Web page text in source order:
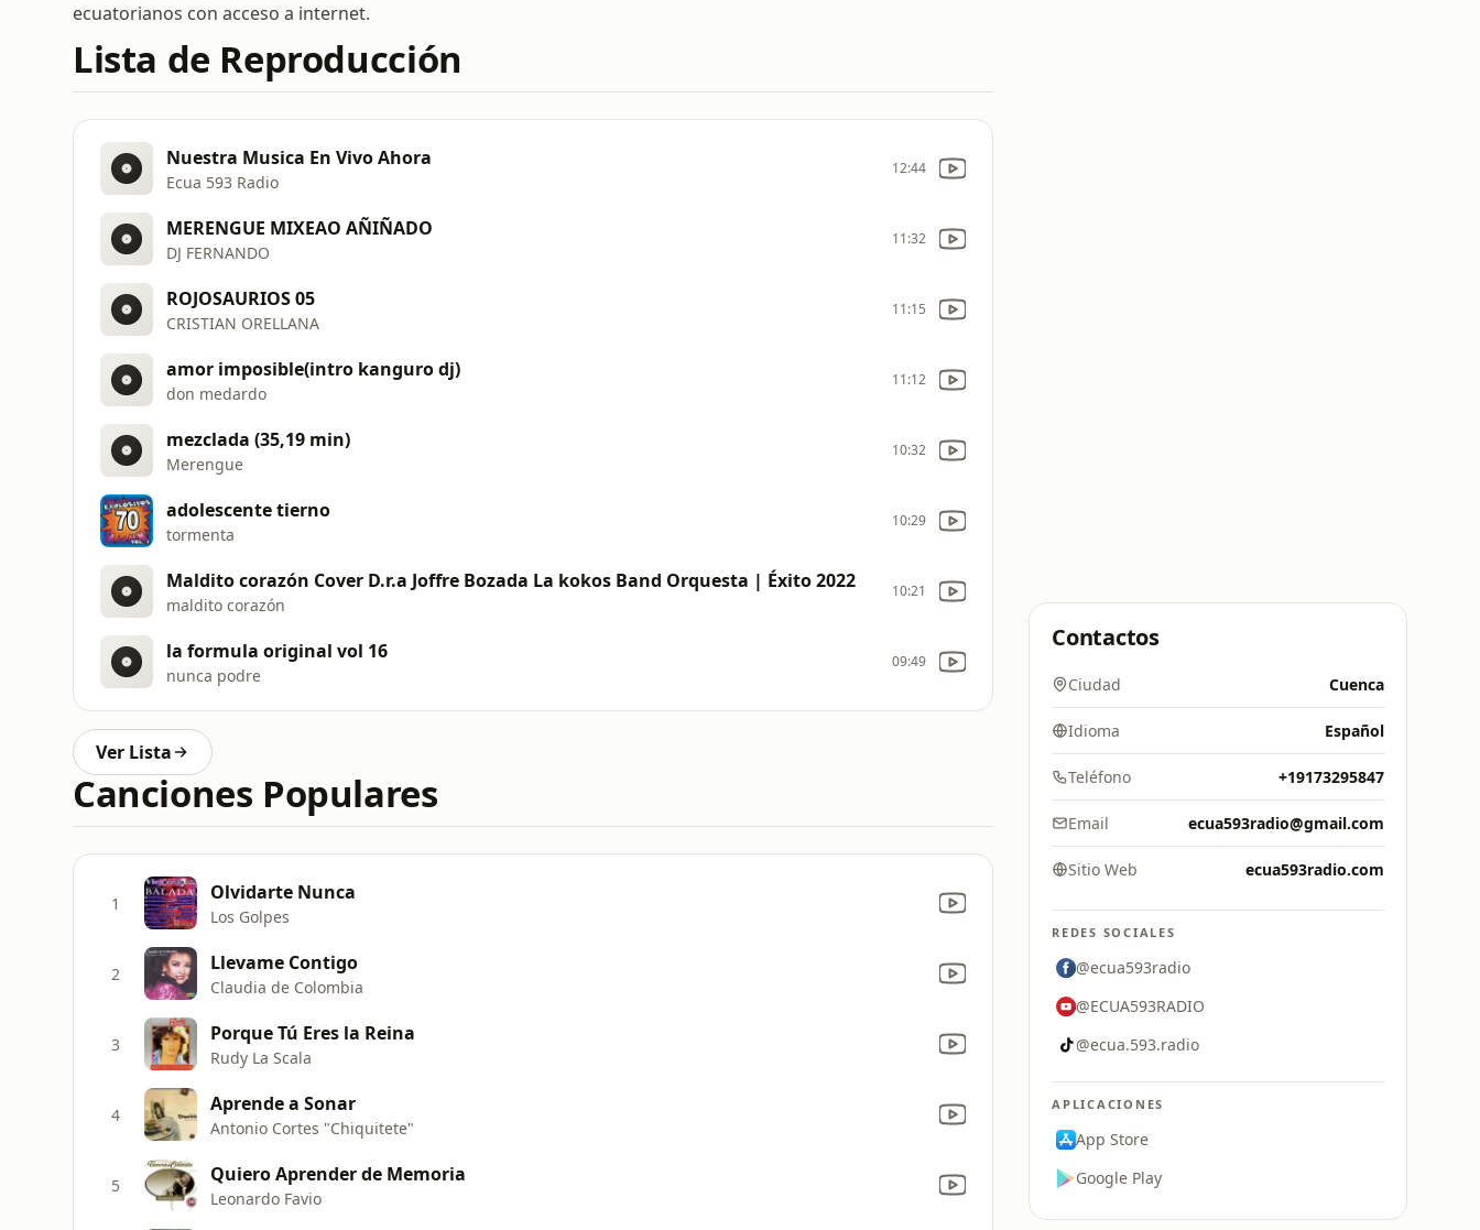
ecuatorianos con acceso a internet.
Lista de Reproducción
Nuestra Musica En Vivo Ahora
Ecua 593 Radio
12:44
MERENGUE MIXEAO AÑIÑADO
DJ FERNANDO
11:32
ROJOSAURIOS 05
CRISTIAN ORELLANA
11:15
amor imposible(intro kanguro dj)
don medardo
11:12
mezclada (35,19 min)
Merengue
10:32
adolescente tierno
tormenta
10:29
Maldito corazón Cover D.r.a Joffre Bozada La kokos Band Orquesta | Éxito 2022
maldito corazón
10:21
la formula original vol 16
nunca podre
09:49
Ver Lista
Canciones Populares
1 Olvidarte Nunca
Los Golpes
2 Llevame Contigo
Claudia de Colombia
3 Porque Tú Eres la Reina
Rudy La Scala
4 Aprende a Sonar
Antonio Cortes "Chiquitete"
5 Quiero Aprender de Memoria
Leonardo Favio
Contactos
Ciudad Cuenca
Idioma Español
Teléfono +19173295847
Email ecua593radio@gmail.com
Sitio Web ecua593radio.com
REDES SOCIALES
@ecua593radio
@ECUA593RADIO
@ecua.593.radio
APLICACIONES
App Store
Google Play